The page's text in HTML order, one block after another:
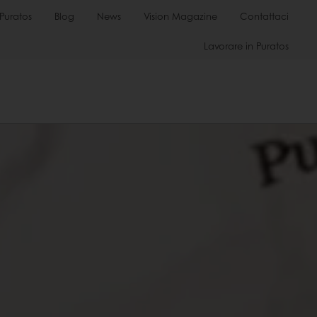
Blog News Vision Magazine Contattaci
Lavorare in Puratos